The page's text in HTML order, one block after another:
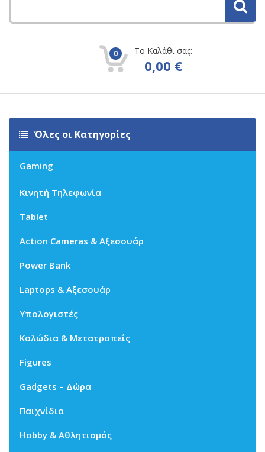
0 Το Καλάθι σας:
0,00 €
Όλες οι Κατηγορίες
Gaming
Κινητή Τηλεφωνία
Tablet
Action Cameras & Αξεσουάρ
Power Bank
Laptops & Αξεσουάρ
Υπολογιστές
Καλώδια & Μετατροπείς
Figures
Gadgets – Δώρα
Παιχνίδια
Hobby & Αθλητισμός